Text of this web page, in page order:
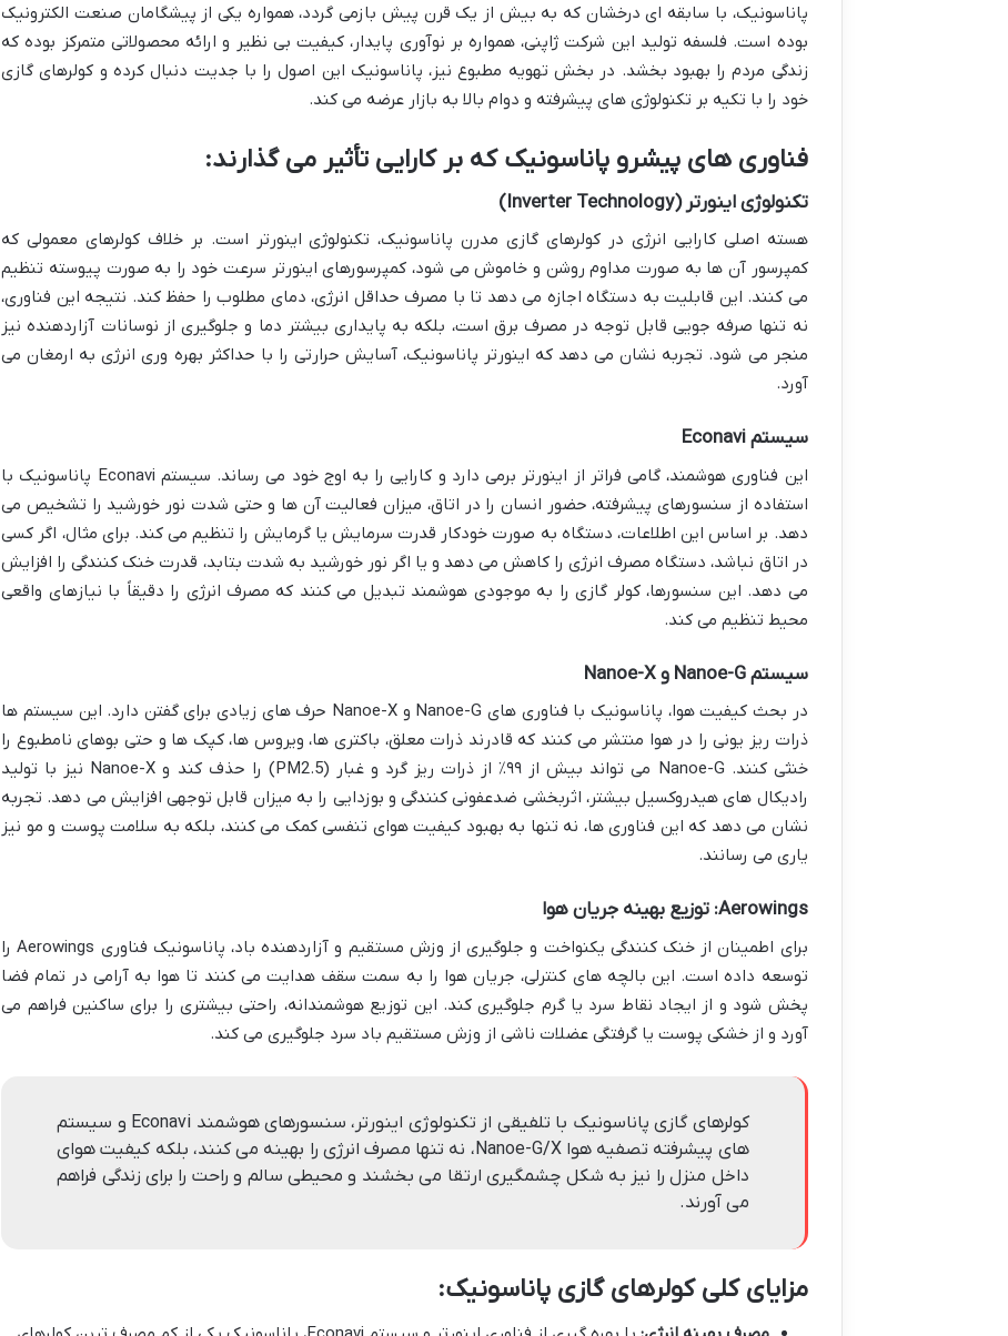
پاناسونیک، با سابقه ای درخشان که به بیش از یک قرن پیش بازمی گردد، همواره یکی از پیشگامان صنعت الکترونیک
بوده است. فلسفه تولید این شرکت ژاپنی، همواره بر نوآوری پایدار، کیفیت بی نظیر و ارائه محصولاتی متمرکز بوده که
زندگی مردم را بهبود بخشد. در بخش تهویه مطبوع نیز، پاناسونیک این اصول را با جدیت دنبال کرده و کولرهای گازی
خود را با تکیه بر تکنولوژی های پیشرفته و دوام بالا به بازار عرضه می کند.
فناوری های پیشرو پاناسونیک که بر کارایی تأثیر می گذارند:
تکنولوژی اینورتر (Inverter Technology
)
هسته اصلی کارایی انرژی در کولرهای گازی مدرن پاناسونیک، تکنولوژی اینورتر است. بر خلاف کولرهای معمولی که
کمپرسور آن ها به صورت مداوم روشن و خاموش می شود، کمپرسورهای اینورتر سرعت خود را به صورت پیوسته تنظیم
می کنند. این قابلیت به دستگاه اجازه می دهد تا با مصرف حداقل انرژی، دمای مطلوب را حفظ کند. نتیجه این فناوری،
نه تنها صرفه جویی قابل توجه در مصرف برق است، بلکه به پایداری بیشتر دما و جلوگیری از نوسانات آزاردهنده نیز
منجر می شود. تجربه نشان می دهد که اینورتر پاناسونیک، آسایش حرارتی را با حداکثر بهره وری انرژی به ارمغان می
آورد.
سیستمEconavi
این فناوری هوشمند، گامی فراتر از اینورتر برمی دارد و کارایی را به اوج خود می رساند. سیستم Econavi پاناسونیک با
استفاده از سنسورهای پیشرفته، حضور انسان را در اتاق، میزان فعالیت آن ها و حتی شدت نور خورشید را تشخیص می
دهد. بر اساس این اطلاعات، دستگاه به صورت خودکار قدرت سرمایش یا گرمایش را تنظیم می کند. برای مثال، اگر کسی
در اتاق نباشد، دستگاه مصرف انرژی را کاهش می دهد و یا اگر نور خورشید به شدت بتابد، قدرت خنک کنندگی را افزایش
می دهد. این سنسورها، کولر گازی را به موجودی هوشمند تبدیل می کنند که مصرف انرژی را دقیقاً با نیازهای واقعی
محیط تنظیم می کند.
سیستمNanoe-G وNanoe-X
در بحث کیفیت هوا، پاناسونیک با فناوری های Nanoe-G و Nanoe-X حرف های زیادی برای گفتن دارد. این سیستم ها
ذرات ریز یونی را در هوا منتشر می کنند که قادرند ذرات معلق، باکتری ها، ویروس ها، کپک ها و حتی بوهای نامطبوع را
خنثی کنند. Nanoe-G می تواند بیش از ۹۹٪ از ذرات ریز گرد و غبار (PM2.5) را حذف کند و Nanoe-X نیز با تولید
رادیکال های هیدروکسیل بیشتر، اثربخشی ضدعفونی کنندگی و بوزدایی را به میزان قابل توجهی افزایش می دهد. تجربه
نشان می دهد که این فناوری ها، نه تنها به بهبود کیفیت هوای تنفسی کمک می کنند، بلکه به سلامت پوست و مو نیز
یاری می رسانند.
Aerowings: توزیع بهینه جریان هوا
برای اطمینان از خنک کنندگی یکنواخت و جلوگیری از وزش مستقیم و آزاردهنده باد، پاناسونیک فناوری Aerowings را
توسعه داده است. این بالچه های کنترلی، جریان هوا را به سمت سقف هدایت می کنند تا هوا به آرامی در تمام فضا
پخش شود و از ایجاد نقاط سرد یا گرم جلوگیری کند. این توزیع هوشمندانه، راحتی بیشتری را برای ساکنین فراهم می
آورد و از خشکی پوست یا گرفتگی عضلات ناشی از وزش مستقیم باد سرد جلوگیری می کند.
کولرهای گازی پاناسونیک با تلفیقی از تکنولوژی اینورتر، سنسورهای هوشمند Econavi و سیستم
های پیشرفته تصفیه هوا Nanoe-G/X، نه تنها مصرف انرژی را بهینه می کنند، بلکه کیفیت هوای
داخل منزل را نیز به شکل چشمگیری ارتقا می بخشند و محیطی سالم و راحت را برای زندگی فراهم
می آورند.
مزایای کلی کولرهای گازی پاناسونیک: